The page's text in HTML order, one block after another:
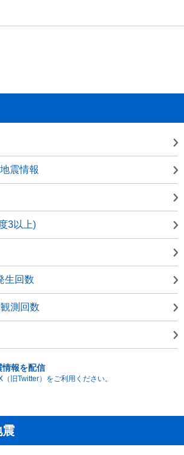
震情報
3以上)
生回数
測回数
情報を配信
旧Twitter）をご利用ください。
震